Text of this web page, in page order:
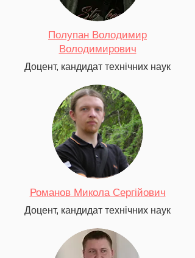
Полупан Володимир
Володимирович
Доцент, кандидат технічних наук
Романов Микола Сергійович
Доцент, кандидат технічних наук